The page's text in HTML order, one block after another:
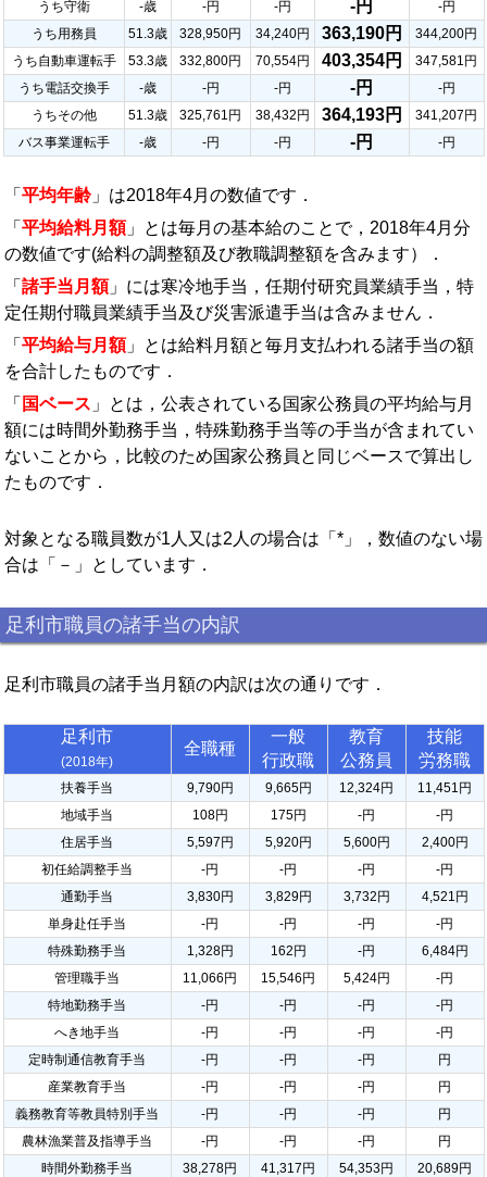
うち守衛
-歳 -円 -円 -円
-円
うち用務員
51.3歳 328,950円 34,240円 363,190円
344,200円
うち自動車運転手
53.3歳 332,800円 70,554円 403,354円
347,581円
うち電話交換手
-歳 -円 -円 -円
-円
うちその他
51.3歳 325,761円 38,432円 364,193円
341,207円
バス事業運転手
-歳 -円 -円 -円 -円
「 平均年齢 」は2018年4月の数値です．
「 平均給料月額」とは毎月の基本給のことで，2018年4月分
の数値です(給料の調整額及び教職調整額を含みます）．
「 諸手当月額」には寒冷地手当，任期付研究員業績手当，特
定任期付職員業績手当及び災害派遣手当は含みません．
「 平均給与月額」とは給料月額と毎月支払われる諸手当の額
を合計したものです．
「 国ベース 」とは，公表されている国家公務員の平均給与月
額には時間外勤務手当，特殊勤務手当等の手当が含まれてい
ないことから，比較のため国家公務員と同じベースで算出し
たものです．
対象となる職員数が1人又は2人の場合は「*」，数値のない場
合は「－」としています．
足利市職員の諸手当の内訳
足利市職員の諸手当月額の内訳は次の通りです．
足利市
(2018年)
全職種
一般
行政職
教育
公務員
技能
労務職
扶養手当 9,790円 9,665円 12,324円
11,451円
地域手当
108円 175円 -円
-円
住居手当
5,597円 5,920円 5,600円
2,400円
初任給調整手当
-円 -円 -円
-円
通勤手当
3,830円 3,829円 3,732円
4,521円
単身赴任手当
-円 -円 -円
-円
特殊勤務手当
1,328円 162円 -円
6,484円
管理職手当
11,066円 15,546円 5,424円
-円
特地勤務手当
-円 -円 -円
-円
へき地手当
-円 -円 -円
-円
定時制通信教育手当
-円 -円 -円
円
産業教育手当
-円 -円 -円
円
義務教育等教員特別手当
-円 -円 -円
円
農林漁業普及指導手当
-円 -円 -円
円
時間外勤務手当
38,278円 41,317円 54,353円
20,689円